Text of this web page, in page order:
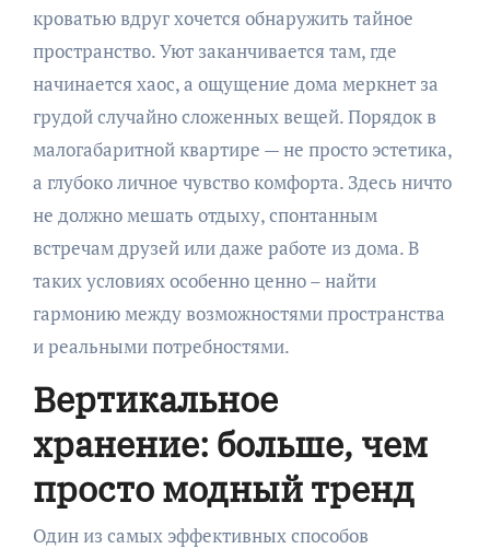
кроватью вдруг хочется обнаружить тайное
пространство. Уют заканчивается там, где
начинается хаос, а ощущение дома меркнет за
грудой случайно сложенных вещей. Порядок в
малогабаритной квартире — не просто эстетика,
а глубоко личное чувство комфорта. Здесь ничто
не должно мешать отдыху, спонтанным
встречам друзей или даже работе из дома. В
таких условиях особенно ценно – найти
гармонию между возможностями пространства
и реальными потребностями.
Вертикальное
хранение: больше, чем
просто модный тренд
Один из самых эффективных способов